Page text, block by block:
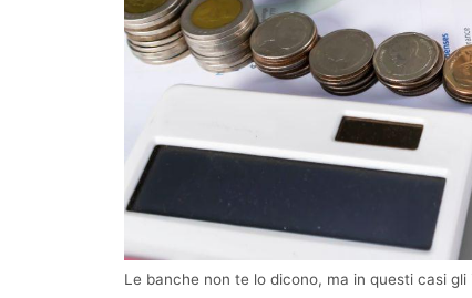
Le banche non te lo dicono, ma in questi casi